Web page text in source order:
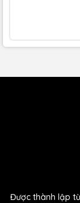
Được thành lập